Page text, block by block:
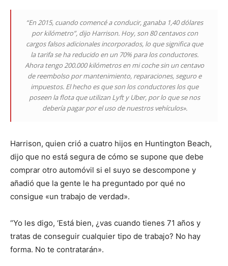
“En 2015, cuando comencé a conducir, ganaba 1,40 dólares
por kilómetro”, dijo Harrison. Hoy, son 80 centavos con
cargos falsos adicionales incorporados, lo que significa que
la tarifa se ha reducido en un 70% para los conductores.
Ahora tengo 200.000 kilómetros en mi coche sin un centavo
de reembolso por mantenimiento, reparaciones, seguro e
impuestos. El hecho es que son los conductores los que
poseen la flota que utilizan Lyft y Uber, por lo que se nos
debería pagar por el uso de nuestros vehículos».
Harrison, quien crió a cuatro hijos en Huntington Beach,
dijo que no está segura de cómo se supone que debe
comprar otro automóvil si el suyo se descompone y
añadió que la gente le ha preguntado por qué no
consigue «un trabajo de verdad».
“Yo les digo, ‘Está bien, ¿vas cuando tienes 71 años y
tratas de conseguir cualquier tipo de trabajo? No hay
forma. No te contratarán».